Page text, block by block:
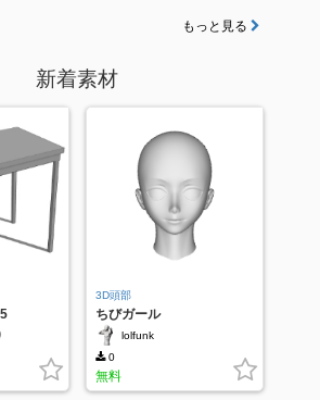
もっと見る
新着素材
3D頭部
ちびガール
lolfunk
0
無料